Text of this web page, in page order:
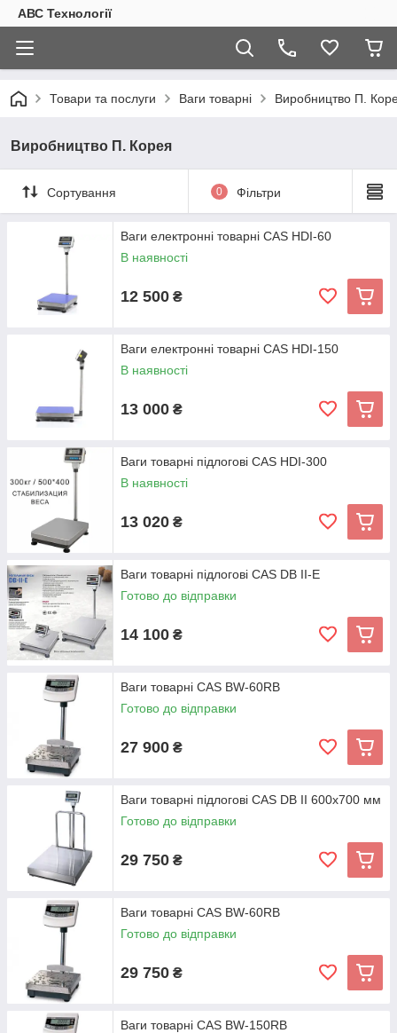
АВС Технології
Товари та послуги Ваги товарні Виробництво П.
Виробництво П. Корея
Сортування 0 Фільтри
Ваги електронні товарні CAS HDI-60
В наявності
12 500 ₴
Ваги електронні товарні CAS HDI-150
В наявності
13 000 ₴
Ваги товарні підлогові CAS HDI-300
В наявності
13 020 ₴
Ваги товарні підлогові CAS DB II-E
Готово до відправки
14 100 ₴
Ваги товарні CAS BW-60RB
Готово до відправки
27 900 ₴
Ваги товарні підлогові CAS DB II 600x700 мм
Готово до відправки
29 750 ₴
Ваги товарні CAS BW-60RB
Готово до відправки
29 750 ₴
Ваги товарні CAS BW-150RB